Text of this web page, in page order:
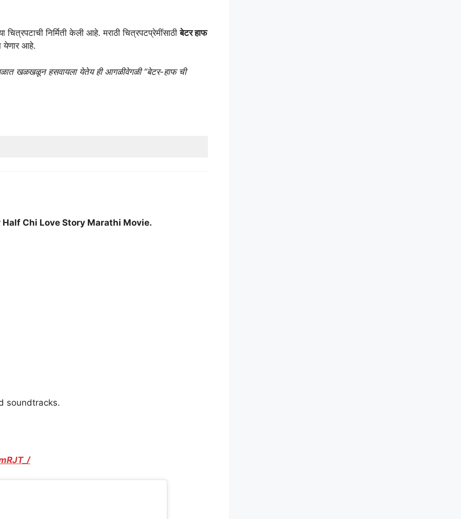
चित्रपटाची निर्मिती केली आहे. मराठी चित्रपटप्रेमींसाठीबेटर हाफ
आहे.
खळखळून हसवायला येतेय ही आगळीवेगळी “बेटर-हाफ ची
Half Chi Love Story Marathi Movie.
soundtracks.